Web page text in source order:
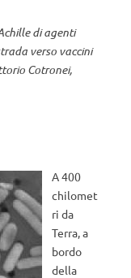
di agenti
verso vaccini
Cotronei,
A 400
chilomet
ri da
Terra, a
bordo
della